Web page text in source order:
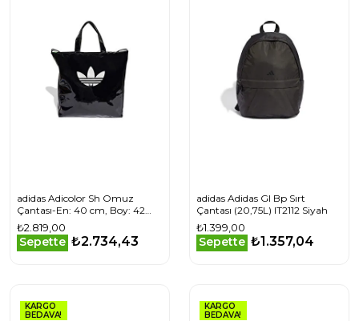
adidas Adicolor Sh Omuz
Çantası-En: 40 cm, Boy: 42
cm, Derinlik: 9 cm JY2542
Siyah
₺2.819,00
Sepette ₺2.734,43
adidas Adidas Gl Bp Sırt
Çantası (20,75L) IT2112 Siyah
₺1.399,00
Sepette ₺1.357,04
KARGO
BEDAVA!
KARGO
BEDAVA!